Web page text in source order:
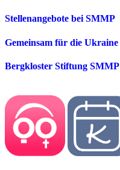
Stellenangebote bei SMMP
Gemeinsam für die Ukraine
Bergkloster Stiftung SMMP